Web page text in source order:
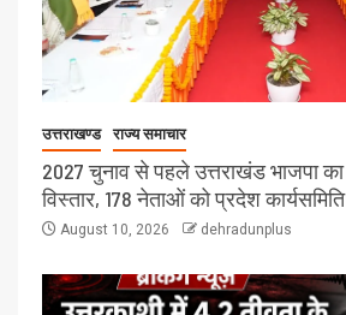
उत्तराखण्ड राज्य समाचार
2027 चुनाव से पहले उत्तराखंड भाजपा
विस्तार, 178 नेताओं को प्रदेश कार्यसमिति
August 10, 2026 dehradunplus